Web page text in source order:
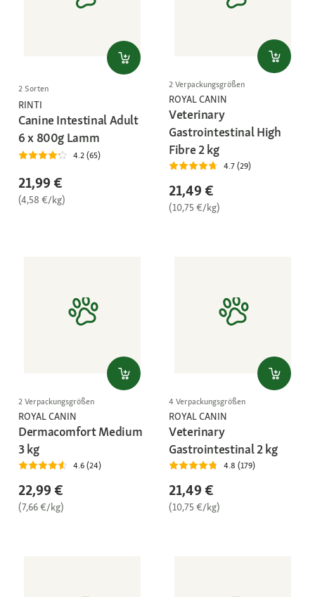
2 Sorten
RINTI
Canine Intestinal Adult
6 x 800g Lamm
4.2 (65)
21,99 €
(4,58 €/kg)
2 Verpackungsgrößen
ROYAL CANIN
Veterinary
Gastrointestinal High
Fibre 2 kg
4.7 (29)
21,49 €
(10,75 €/kg)
2 Verpackungsgrößen
ROYAL CANIN
Dermacomfort Medium
3 kg
4.6 (24)
22,99 €
(7,66 €/kg)
4 Verpackungsgrößen
ROYAL CANIN
Veterinary
Gastrointestinal 2 kg
4.8 (179)
21,49 €
(10,75 €/kg)